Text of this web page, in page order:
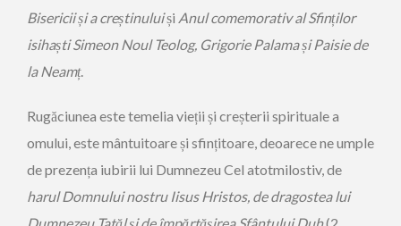
Bisericiiși a creștinuluiși Anul comemorativ al Sfinților
isihaști Simeon Noul Teolog, Grigorie Palamași Paisie de
la Neamț.
Rugăciunea este temelia vieții și creșterii spirituale a
omului, este mântuitoare și sfințitoare, deoarece ne umple
de prezența iubirii lui Dumnezeu Cel atotmilostiv, de
harul Domnului nostru Iisus Hristos, de dragostea lui